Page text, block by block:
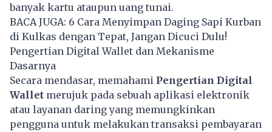
banyak kartu ataupun uang tunai.
BACA JUGA: 6 Cara Menyimpan Daging Sapi Kurban
di Kulkas dengan Tepat, Jangan Dicuci Dulu!
Pengertian Digital Wallet dan Mekanisme
Dasarnya
Secara mendasar, memahami Pengertian Digital
Wallet merujuk pada sebuah aplikasi elektronik
atau layanan daring yang memungkinkan
pengguna untuk melakukan transaksi pembayaran